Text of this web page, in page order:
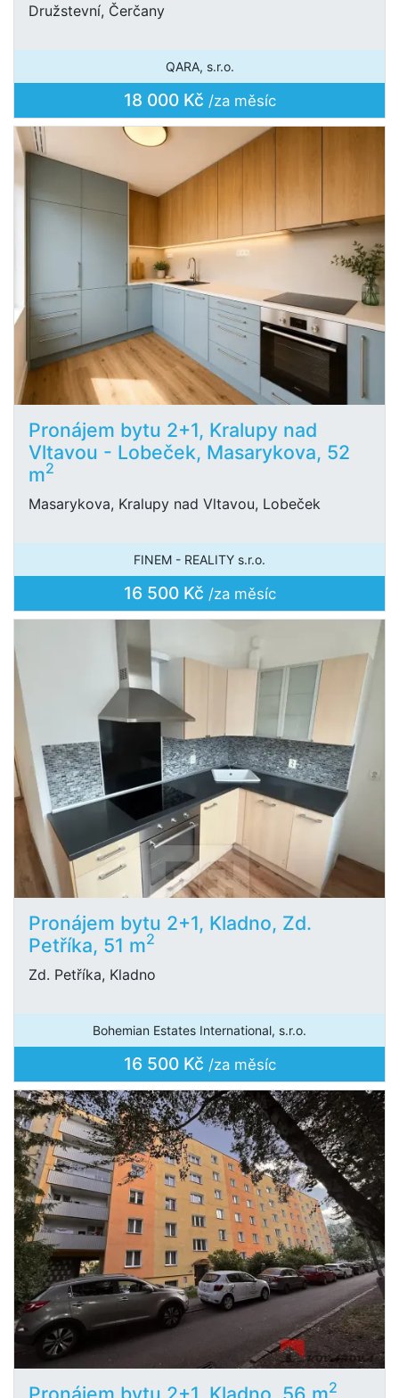
Družstevní, Čerčany
QARA, s.r.o.
18 000 Kč /za měsíc
Pronájem bytu 2+1, Kralupy nad
Vltavou - Lobeček, Masarykova, 52
m2
Masarykova, Kralupy nad Vltavou, Lobeček
FINEM - REALITY s.r.o.
16 500 Kč /za měsíc
Pronájem bytu 2+1, Kladno, Zd.
Petříka, 51 m2
Zd. Petříka, Kladno
Bohemian Estates International, s.r.o.
16 500 Kč /za měsíc
Pronájem bytu 2+1, Kladno, 56 m2